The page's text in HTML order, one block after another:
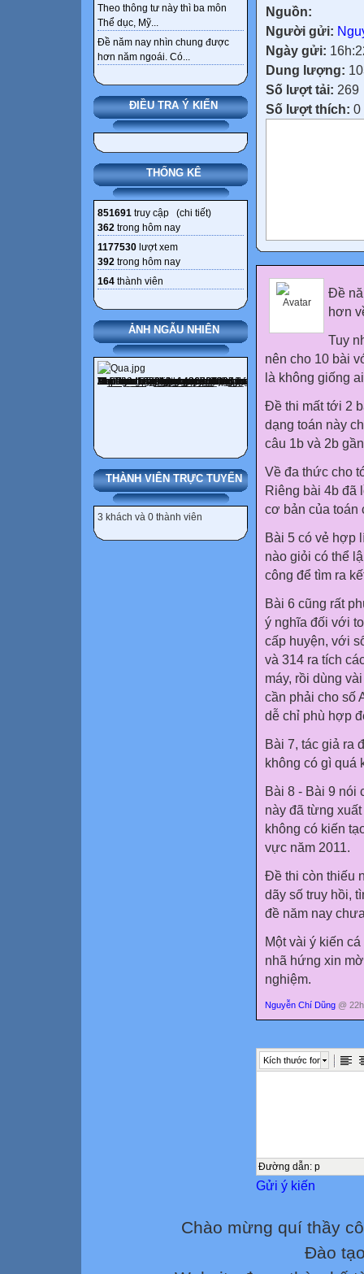
Theo thông tư này thì ba môn
Thể dục, Mỹ...
Đề năm nay nhìn chung được
hơn năm ngoái. Có...
ĐIỀU TRA Ý KIẾN
THỐNG KÊ
851691 truy cập (chi tiết)
362 trong hôm nay
1177530 lượt xem
392 trong hôm nay
164 thành viên
ẢNH NGẪU NHIÊN
THÀNH VIÊN TRỰC TUYẾN
3 khách và 0 thành viên
Nguồn:
Người gửi:
Ngày gửi:
Dung lượng:
Số lượt tải: 269
Số lượt thích: 0
Đề
hơn
Tuy
nên cho 10 bài
là không giống
Đề thi mất tới 2
dạng toán này
câu 1b và 2b
Về đa thức cho
Riêng bài 4b đã
cơ bản của toán
Bài 5 có vẻ hợp
nào giỏi có thể
công để tìm ra
Bài 6 cũng rất
ý nghĩa đối với
cấp huyện, với
và 314 ra tích
máy, rồi dùng
cần phải cho số
dễ chỉ phù hợp
Bài 7, tác giả ra
không có gì quá
Bài 8 - Bài 9 nói
này đã từng
không có kiến
vực năm 2011.
Đề thi còn thiếu
dãy số truy hồi,
đề năm nay
Một vài ý kiến
nhã hứng xin
nghiệm.
Nguyễn Chí Dũng @
Kích thước font
Đường dẫn: p
Gửi ý kiến
Chào mừng quí thầy
Đào